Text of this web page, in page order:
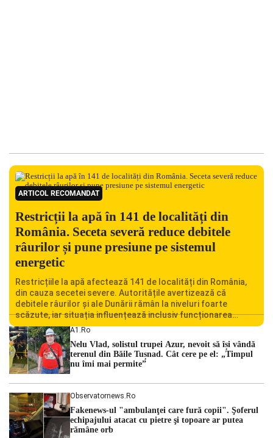
ARTICOL RECOMANDAT
Restricții la apă în 141 de localități din
România. Seceta severă reduce debitele
râurilor și pune presiune pe sistemul
energetic
Restricțiile la apă afectează 141 de localități din România,
din cauza secetei severe. Autoritățile avertizează că
debitele râurilor și ale Dunării rămân la niveluri foarte
scăzute, iar situația influențează inclusiv funcționarea
Centralei Nucleare de la Cernavodă. România se confruntă
cu una dintre cele mai dificile perioade din punct de vedere
hidrologic din ultimii ani. Lipsa […]
A1.ro
Nelu Vlad, solistul trupei Azur, nevoit să își vândă
terenul din Băile Tușnad. Cât cere pe el: „Timpul
nu îmi mai permite”
Observatornews.ro
Fakenews-ul "ambulanţei care fură copii". Şoferul
echipajului atacat cu pietre şi topoare ar putea
rămâne orb